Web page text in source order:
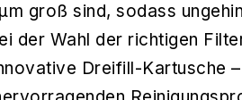
groß sind, sodass
der Wahl der richtigen
Dreifill-Kartusche